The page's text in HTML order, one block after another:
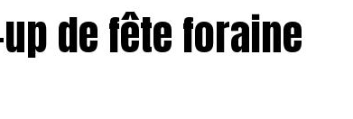
de fête foraine